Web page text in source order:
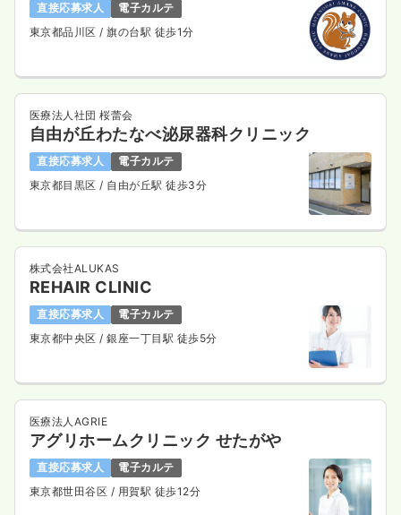
一般病院
日勤のみ（常勤）
給与 21.7〜38.8万円/月 賞与2回
※一例
時間 8:45～16:45
気になる 詳細を見る
日勤のみ（パート） 一時募集休止
給与 時給1,800〜2,400円
時給2,400円以上可
気になる
一般病院
直接応募求人
電子カルテ
東京都品川区 / 旗の台駅 徒歩1分
医療法人社団 桜蕾会
自由が丘わたなべ泌尿器科クリニック
直接応募求人
電子カルテ
東京都目黒区 / 自由が丘駅 徒歩3分
株式会社ALUKAS
REHAIR CLINIC
直接応募求人
電子カルテ
東京都中央区 / 銀座一丁目駅 徒歩5分
医療法人AGRIE
アグリホームクリニック せたがや
直接応募求人
電子カルテ
東京都世田谷区 / 用賀駅 徒歩12分